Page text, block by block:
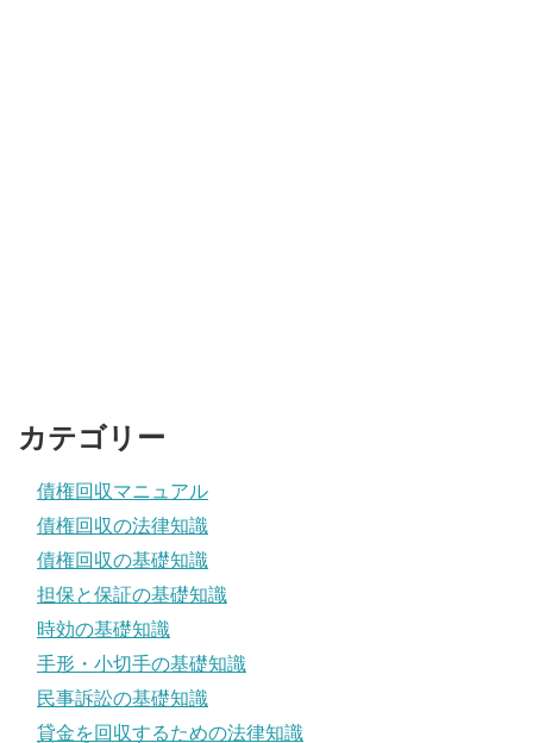
カテゴリー
債権回収マニュアル
債権回収の法律知識
債権回収の基礎知識
担保と保証の基礎知識
時効の基礎知識
手形・小切手の基礎知識
民事訴訟の基礎知識
貸金を回収するための法律知識